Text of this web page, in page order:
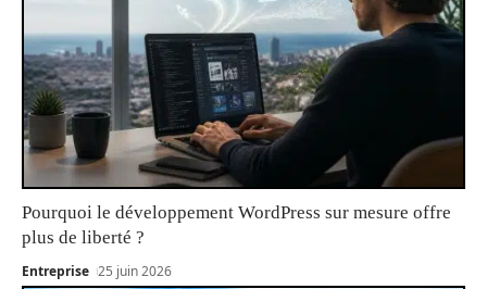
Pourquoi le développement WordPress sur mesure offre
plus de liberté ?
Entreprise 25 juin 2026